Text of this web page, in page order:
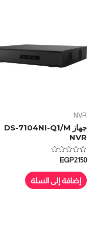
NVR
جهاز DS-7104NI-Q1/M
NVR
تم
التقييم
من
5
EGP2150
إضافة إلى السلة